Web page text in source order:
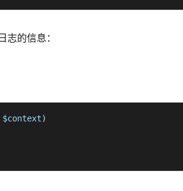
的信息：
$context)